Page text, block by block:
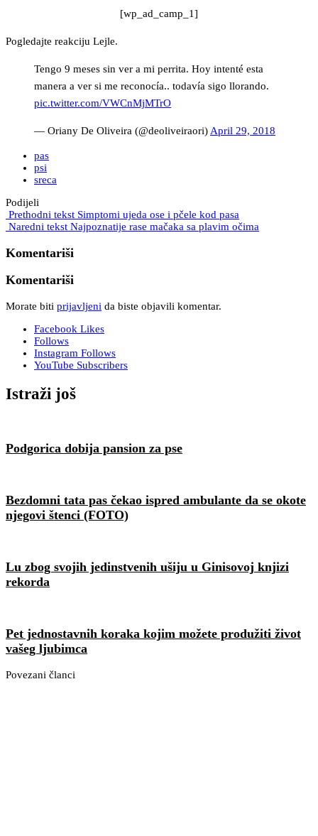
[wp_ad_camp_1]
Pogledajte reakciju Lejle.
Tengo 9 meses sin ver a mi perrita. Hoy intenté esta
manera a ver si me reconocía.. todavía sigo llorando.
pic.twitter.com/VWCnMjMTrO
— Oriany De Oliveira (@deoliveiraori) April 29, 2018
pas
psi
sreca
Podijeli
Prethodni tekst Simptomi ujeda ose i pčele kod pasa
Naredni tekst Najpoznatije rase mačaka sa plavim očima
Komentariši
Komentariši
Morate biti prijavljeni da biste objavili komentar.
Facebook Likes
Follows
Instagram Follows
YouTube Subscribers
Istraži još
Podgorica dobija pansion za pse
Bezdomni tata pas čekao ispred ambulante da se okote
njegovi štenci (FOTO)
Lu zbog svojih jedinstvenih ušiju u Ginisovoj knjizi
rekorda
Pet jednostavnih koraka kojim možete produžiti život
vašeg ljubimca
Povezani članci